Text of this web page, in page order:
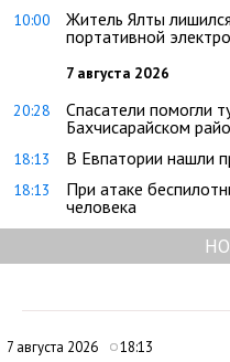
10:00
Житель Ялты
портативной
7 августа 2026
20:28
Спасатели помогли
Бахчисарайском
18:13 В Евпатории нашли
18:13
При атаке
человека
7 августа 2026 18:13